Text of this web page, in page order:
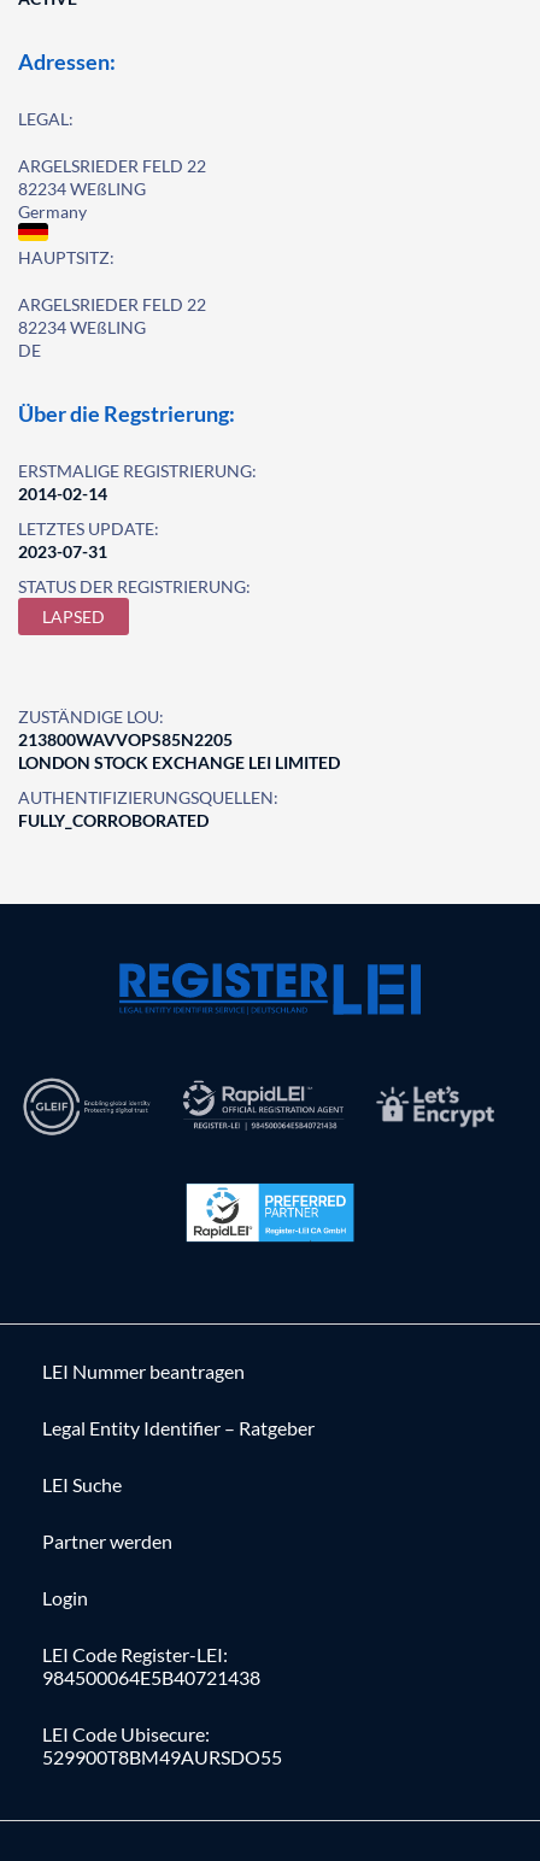
Adressen:
LEGAL:
ARGELSRIEDER FELD 22
82234 WEßLING
Germany
HAUPTSITZ:
ARGELSRIEDER FELD 22
82234 WEßLING
DE
Über die Regstrierung:
ERSTMALIGE REGISTRIERUNG:
2014-02-14
LETZTES UPDATE:
2023-07-31
STATUS DER REGISTRIERUNG:
LAPSED
ZUSTÄNDIGE LOU:
213800WAVVOPS85N2205
LONDON STOCK EXCHANGE LEI LIMITED
AUTHENTIFIZIERUNGSQUELLEN:
FULLY_CORROBORATED
LEI Nummer beantragen
Legal Entity Identifier – Ratgeber
LEI Suche
Partner werden
Login
LEI Code Register-LEI:
984500064E5B40721438
LEI Code Ubisecure:
529900T8BM49AURSDO55